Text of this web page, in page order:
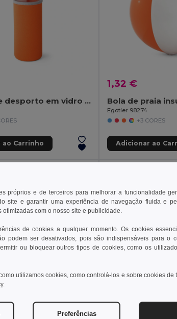
Garrafa de desporto em vidro e aço inoxidável 520 mL
Carrinho
1,32 €
Egotier 98274
+3 CORES
Adicionar ao
1,57 € 1,82 €
próprios e de terceiros para melhorar a funcionalidade
site e garantir uma experiência de navegação fluida e
com o nosso site e publicidade.
de cookies a qualquer momento. Os cookies
podem ser desativados, pois são indispensáveis para o
ou bloquear outros tipos de cookies, como os
utilizamos cookies, como controlá-los e sobre cookies de
.
Preferências